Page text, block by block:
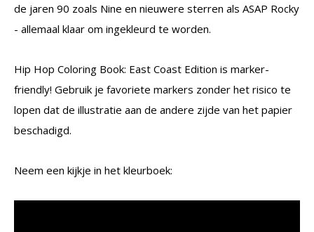
de jaren 90 zoals Nine en nieuwere sterren als ASAP Rocky
- allemaal klaar om ingekleurd te worden.
Hip Hop Coloring Book: East Coast Edition is marker-
friendly! Gebruik je favoriete markers zonder het risico te
lopen dat de illustratie aan de andere zijde van het papier
beschadigd.
Neem een kijkje in het kleurboek: